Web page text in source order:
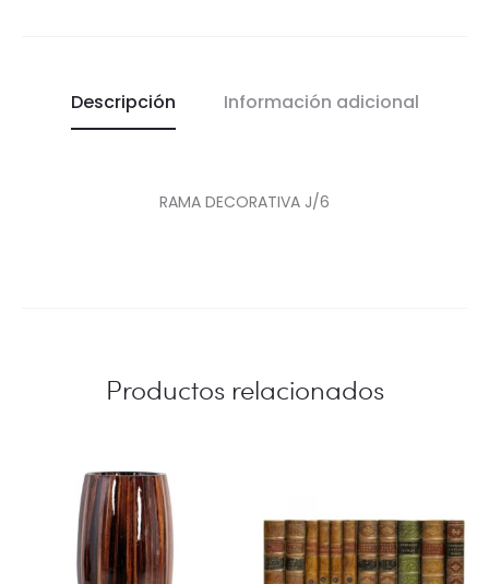
Descripción Información adicional
RAMA DECORATIVA J/6
Productos relacionados